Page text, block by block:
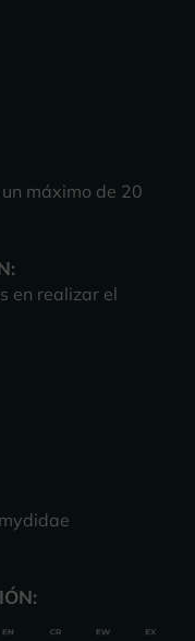
máximo de 20
en realizar el